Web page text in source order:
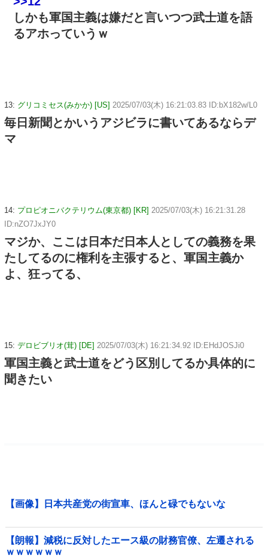
しかも軍国主義は嫌だと言いつつ武士道を語
るアホっていうｗ
13: グリコミセス(みかか) [US] 2025/07/03(木) 16:21:03.83 ID:bX182w/L0
毎日新聞とかいうアジビラに書いてあるならデ
マ
14: プロピオニバクテリウム(東京都) [KR] 2025/07/03(木) 16:21:31.28
ID:nZO7JxJY0
マジか、ここは日本だ日本人としての義務を果
たしてるのに権利を主張すると、軍国主義か
よ、狂ってる、
15: デロビブリオ(茸) [DE] 2025/07/03(木) 16:21:34.92 ID:EHdJOSJi0
軍国主義と武士道をどう区別してるか具体的に
聞きたい
【画像】日本共産党の街宣車、ほんと碌でもないな
【朗報】減税に反対したエース級の財務官僚、左遷される
ｗｗｗｗｗｗ